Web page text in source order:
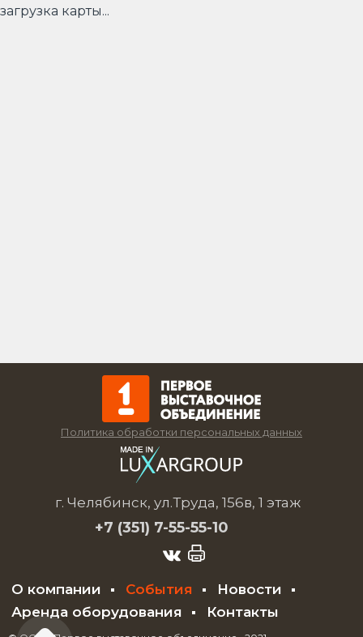
загрузка карты...
Политика обработки персональных данных
г. Челябинск, ул.Труда, 156в, 1 этаж
+7 (351) 7-55-55-10
О компании События
Новости
Аренда оборудования
Контакты